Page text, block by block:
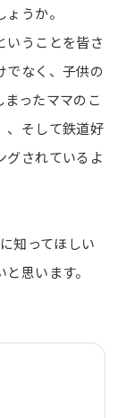
うか。
いうことを皆さ
でなく、子供の
ったママのこ
、そして鉄道好
グされているよ
知ってほしい
思います。